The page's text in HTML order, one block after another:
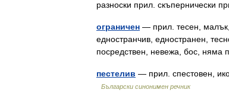
разноски прил. скъпернически
ограничен — прил. тесен,
едностранчив, едностранен,
посредствен, невежа, бос,
пестелив — прил. спестовен,
Български синонимен речник